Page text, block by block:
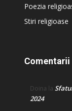
Poezia
Stiri religioase
Doina la
2024